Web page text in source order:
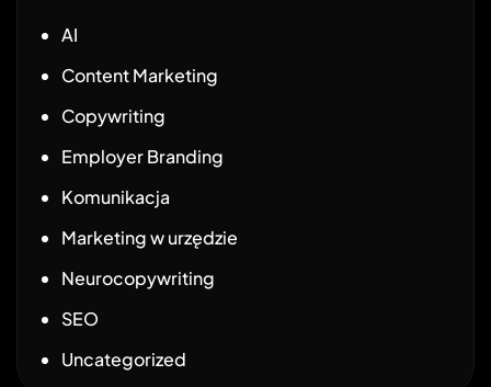
AI
Content Marketing
Copywriting
Employer Branding
Komunikacja
Marketing w urzędzie
Neurocopywriting
SEO
Uncategorized